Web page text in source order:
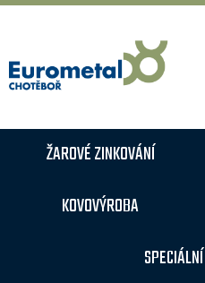
ŽAROVÉ ZINKOVÁNÍ
KOVOVÝROBA